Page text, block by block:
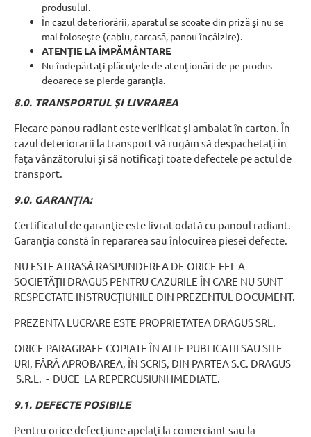
produsului.
În cazul deteriorării, aparatul se scoate din priză şi nu se
mai foloseşte (cablu, carcasă, panou încălzire).
ATENŢIE LA ÎMPĂMÂNTARE
Nu îndepărtaţi plăcuţele de atenţionări de pe produs
deoarece se pierde garanţia.
8.0. TRANSPORTUL ŞI LIVRAREA
Fiecare panou radiant este verificat şi ambalat în carton. În
cazul deteriorarii la transport vă rugăm să despachetaţi în
faţa vânzătorului şi să notificaţi toate defectele pe actul de
transport.
9.0. GARANŢIA:
Certificatul de garanţie este livrat odată cu panoul radiant.
Garanţia constă în repararea sau înlocuirea piesei defecte.
NU ESTE ATRASĂ RASPUNDEREA DE ORICE FEL A
SOCIETĂŢII DRAGUS PENTRU CAZURILE ÎN CARE NU SUNT
RESPECTATE INSTRUCŢIUNILE DIN PREZENTUL DOCUMENT.
PREZENTA LUCRARE ESTE PROPRIETATEA DRAGUS SRL.
ORICE PARAGRAFE COPIATE ÎN ALTE PUBLICATII SAU SITE-
URI, FĂRĂ APROBAREA, ÎN SCRIS, DIN PARTEA S.C. DRAGUS
S.R.L. - DUCE LA REPERCUSIUNI IMEDIATE.
9.1. DEFECTE POSIBILE
Pentru orice defecţiune apelaţi la comerciant sau la